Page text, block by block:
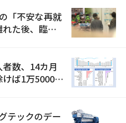
「不安な再就
た後、臨時
数、14カ月
ば1万5000人
テックのデー